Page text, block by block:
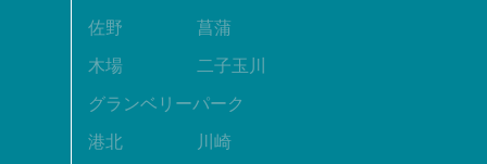
佐野 菖蒲
木場 二子玉川
グランベリーパーク
港北 川崎